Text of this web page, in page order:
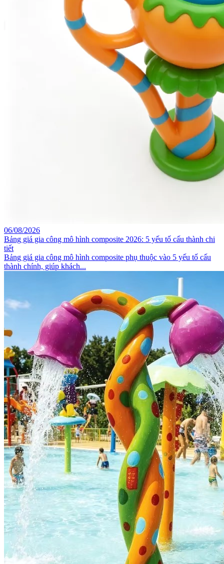
06/08/2026
Bảng giá gia công mô hình composite 2026: 5 yếu tố cấu thành chi
tiết
Bảng giá gia công mô hình composite phụ thuộc vào 5 yếu tố cấu
thành chính, giúp khách...